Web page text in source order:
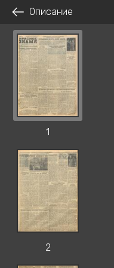
Описание
1
2